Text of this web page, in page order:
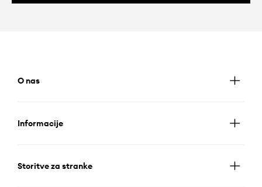
O nas
Informacije
Storitve za stranke